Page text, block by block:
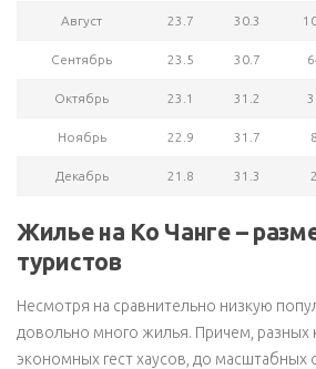
Август 23.7 30.3
Сентябрь 23.5 30.7
Октябрь 23.1 31.2
Ноябрь 22.9 31.7
Декабрь 21.8 31.3
Жилье на Ко Чанге –
туристов
Несмотря на сравнительно низкую
довольно много жилья. Причем, разных
экономных гест хаусов, до масштабных